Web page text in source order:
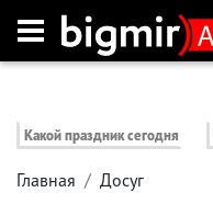
Какой праздник сегодня
Главная Досуг